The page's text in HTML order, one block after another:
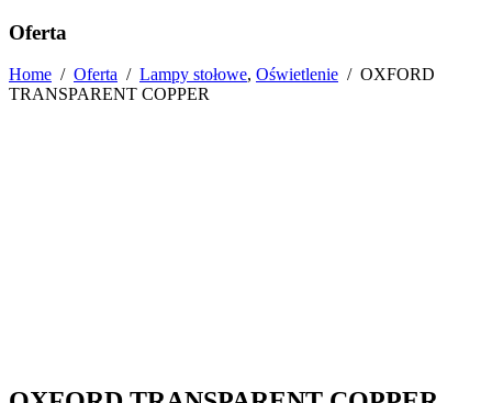
Oferta
Home / Oferta / Lampy stołowe, Oświetlenie / OXFORD
TRANSPARENT COPPER